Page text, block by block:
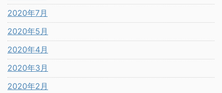
2020年7月
2020年5月
2020年4月
2020年3月
2020年2月